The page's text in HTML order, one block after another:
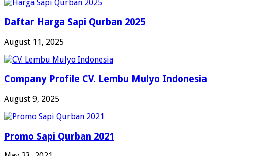
Daftar Harga Sapi Qurban 2025
August 11, 2025
Company Profile CV. Lembu Mulyo Indonesia
August 9, 2025
Promo Sapi Qurban 2021